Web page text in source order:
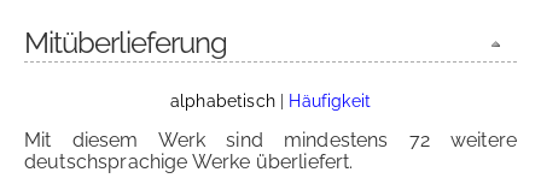
Mitüberlieferung
alphabetisch| Häufigkeit
Mit diesem Werk sind mindestens 72 weitere
deutschsprachige Werke überliefert.